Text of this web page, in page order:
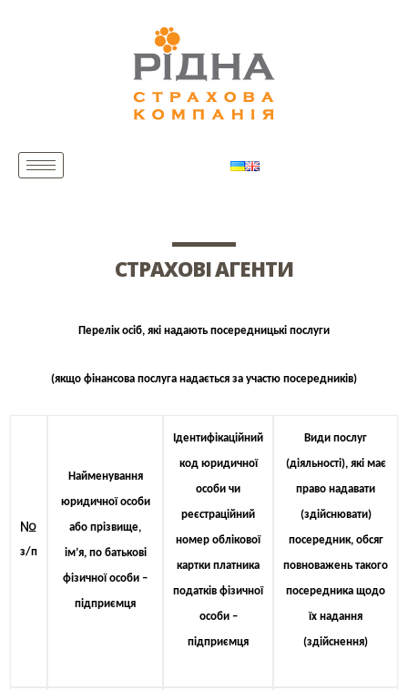
СТРАХОВІ АГЕНТИ
Перелік осіб, які надають посередницькі послуги
(якщо фінансова послуга надається за участю посередників)
№
з/п
Найменування
юридичної особи
або прізвище,
ім’я, по батькові
фізичної особи –
підприємця
Ідентифікаційний
код юридичної
особи чи
реєстраційний
номер облікової
картки платника
податків фізичної
особи –
підприємця
Види послуг
(діяльності), які має
право надавати
(здійснювати)
посередник, обсяг
повноважень такого
посередника щодо
їх надання
(здійснення)